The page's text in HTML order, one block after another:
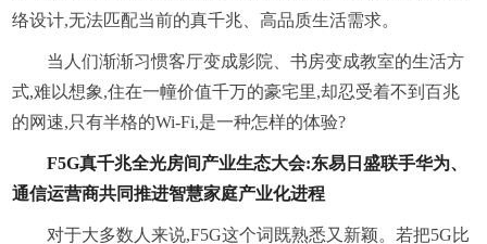
络设计,无法匹配当前的真千兆、高品质生活需求。
当人们渐渐习惯客厅变成影院、书房变成教室的生活方
式,难以想象,住在一幢价值千万的豪宅里,却忍受着不到百兆
的网速,只有半格的Wi-Fi,是一种怎样的体验?
F5G真千兆全光房间产业生态大会:东易日盛联手华为、
通信运营商共同推进智慧家庭产业化进程
对于大多数人来说,F5G这个词既熟悉又新颖。若把5G比